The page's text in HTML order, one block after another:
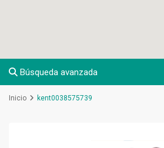
Búsqueda avanzada
Inicio kent0038575739